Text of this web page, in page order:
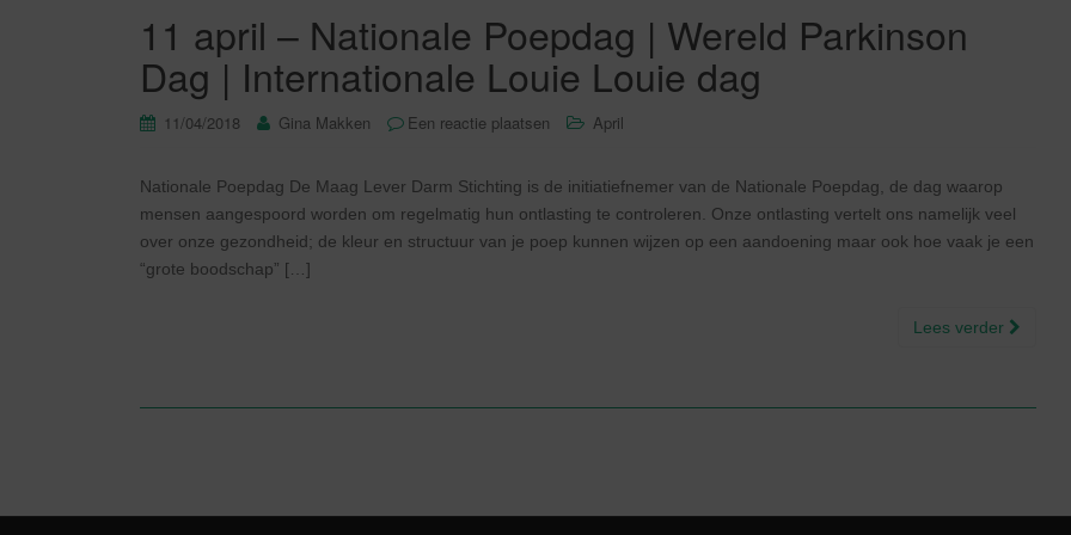
11 april – Nationale Poepdag | Wereld Parkinson
Dag | Internationale Louie Louie dag
11/04/2018 Gina Makken Een reactie plaatsen April
Nationale Poepdag De Maag Lever Darm Stichting is de initiatiefnemer van de Nationale Poepdag, de dag waarop
mensen aangespoord worden om regelmatig hun ontlasting te controleren. Onze ontlasting vertelt ons namelijk veel
over onze gezondheid; de kleur en structuur van je poep kunnen wijzen op een aandoening maar ook hoe vaak je een
“grote boodschap” […]
Lees verder